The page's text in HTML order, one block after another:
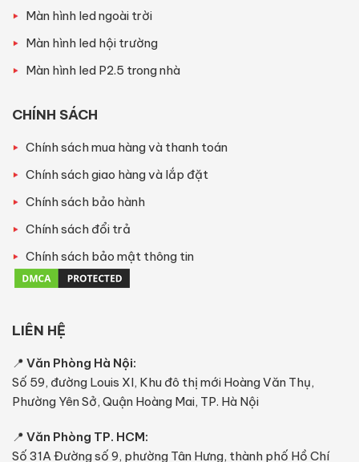
Màn hình led ngoài trời
Màn hình led hội trường
Màn hình led P2.5 trong nhà
CHÍNH SÁCH
Chính sách mua hàng và thanh toán
Chính sách giao hàng và lắp đặt
Chính sách bảo hành
Chính sách đổi trả
Chính sách bảo mật thông tin
LIÊN HỆ
📍 Văn Phòng Hà Nội:
Số 59, đường Louis XI, Khu đô thị mới Hoàng Văn Thụ,
Phường Yên Sở, Quận Hoàng Mai, TP. Hà Nội
📍 Văn Phòng TP. HCM:
Số 31A Đường số 9, phường Tân Hưng, thành phố Hồ Chí